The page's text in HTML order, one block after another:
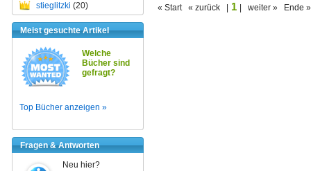
stieglitzki (20)
Meist gesuchte Artikel
Welche
Bücher sind
gefragt?
Top Bücher anzeigen »
Fragen & Antworten
Neu hier?
« Start « zurück | 1 | weiter » Ende »